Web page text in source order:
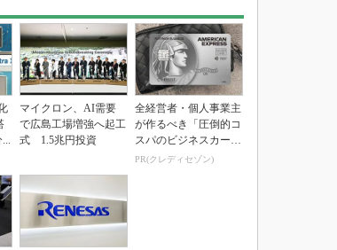
マイクロン、AI需要
で広島工場増強へ起工
式 1.5兆円投資
全経営者・個人事業主
が作るべき「圧倒的コ
スパのビジネスカー
ド」
PR(クレディセゾン)